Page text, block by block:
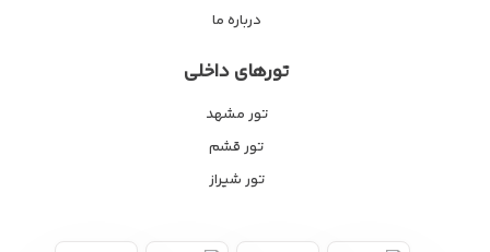
درباره ما
تورهای داخلی
تور مشهد
تور قشم
تور شیراز